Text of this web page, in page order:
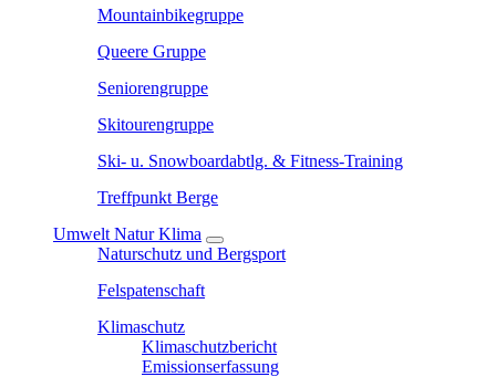
Mountainbikegruppe
Queere Gruppe
Seniorengruppe
Skitourengruppe
Ski- u. Snowboardabtlg. & Fitness-Training
Treffpunkt Berge
Umwelt Natur Klima
Naturschutz und Bergsport
Felspatenschaft
Klimaschutz
Klimaschutzbericht
Emissionserfassung